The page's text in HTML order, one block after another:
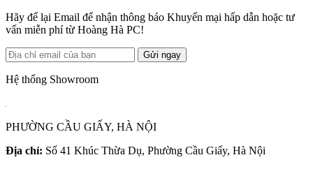
Hãy để lại Email để nhận thông báo Khuyến mại hấp dẫn hoặc tư
vấn miễn phí từ Hoàng Hà PC!
Gửi ngay
Hệ thống Showroom
PHƯỜNG CẦU GIẤY, HÀ NỘI
Địa chỉ: Số 41 Khúc Thừa Dụ, Phường Cầu Giấy, Hà Nội